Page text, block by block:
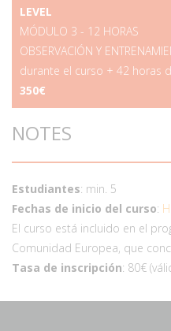
LEVEL
MÓDULO 3 - 12 HORAS
OBSERVACIÓN Y
durante el curso + 42 horas
350€
NOTES
Estudiantes: min. 5
Fechas de inicio del curso:
El curso está incluido en el
Comunidad Europea, que
Tasa de inscripción: 80€